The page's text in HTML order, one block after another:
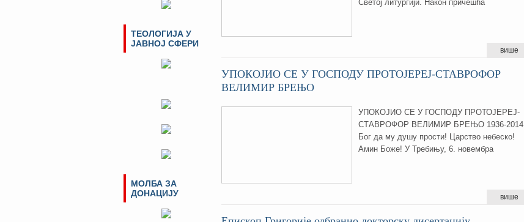
Светој литургији. Након причешћа
више
УПОКОЈИО СЕ У ГОСПОДУ ПРОТОЈЕРЕЈ-СТАВРОФОР
ВЕЛИМИР БРЕЊО
УПОКОЈИО СЕ У ГОСПОДУ ПРОТОЈЕРЕЈ-
СТАВРОФОР ВЕЛИМИР БРЕЊО 1936-2014
Бог да му душу прости! Царство небеско!
Амин Боже! У Требињу, 6. новембра
више
ТЕОЛОГИЈА У
ЈАВНОЈ СФЕРИ
МОЛБА ЗА
ДОНАЦИЈУ